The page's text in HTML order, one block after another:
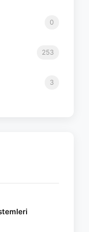
0
253
3